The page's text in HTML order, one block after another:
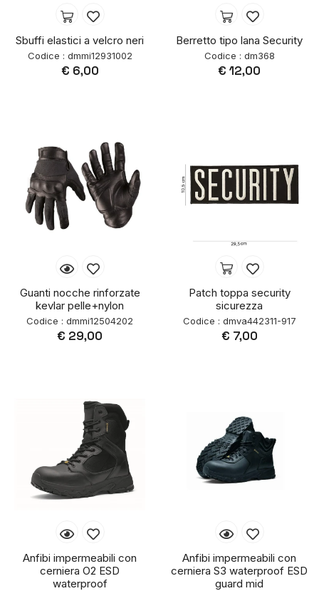
Sbuffi elastici a velcro neri
Codice : dmmi12931002
€ 6,00
Berretto tipo lana Security
Codice : dm368
€ 12,00
Guanti nocche rinforzate
kevlar pelle+nylon
Codice : dmmi12504202
€ 29,00
Patch toppa security
sicurezza
Codice : dmva442311-917
€ 7,00
Anfibi impermeabili con
cerniera O2 ESD
waterproof
Anfibi impermeabili con
cerniera S3 waterproof ESD
guard mid